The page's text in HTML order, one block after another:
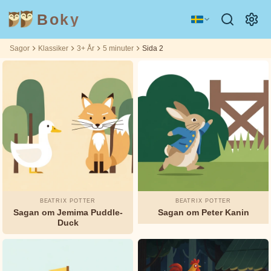
Boky
på:
ÄMNEN
KARAKTÄRER
Teknologi
Djur
Magi
Prinsessor
Fakta
på:
Aisopos
Andrew
Lang
och Moe
Beatrix
Sagor Klassiker 3+ År 5 minuter Sida 2
BEATRIX POTTER
Sagan om Jemima Puddle-
Duck
BEATRIX POTTER
Sagan om Peter Kanin